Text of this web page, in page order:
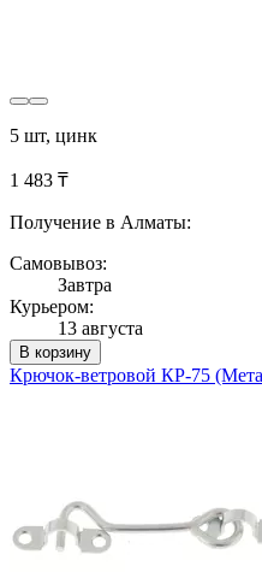
5 шт, цинк
1 483 ₸
Получение в Алматы:
Самовывоз:
Завтра
Курьером:
13 августа
В корзину
Крючок-ветровой КР-75